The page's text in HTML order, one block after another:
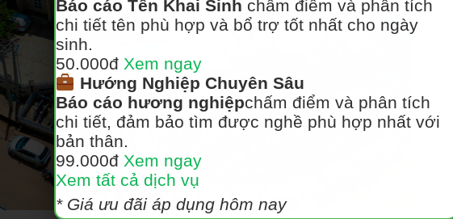
Báo cáo Tên Khai Sinh chấm điểm và phân tích
chi tiết tên phù hợp và bổ trợ tốt nhất cho ngày
sinh.
50.000đ Xem ngay
Hướng Nghiệp Chuyên Sâu
Báo cáo hương nghiệpchấm điểm và phân tích
chi tiết, đảm bảo tìm được nghề phù hợp nhất với
bản thân.
99.000đ Xem ngay
Xem tất cả dịch vụ
* Giá ưu đãi áp dụng hôm nay